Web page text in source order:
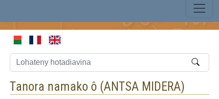
Tanora namako ô (ANTSA MIDERA)